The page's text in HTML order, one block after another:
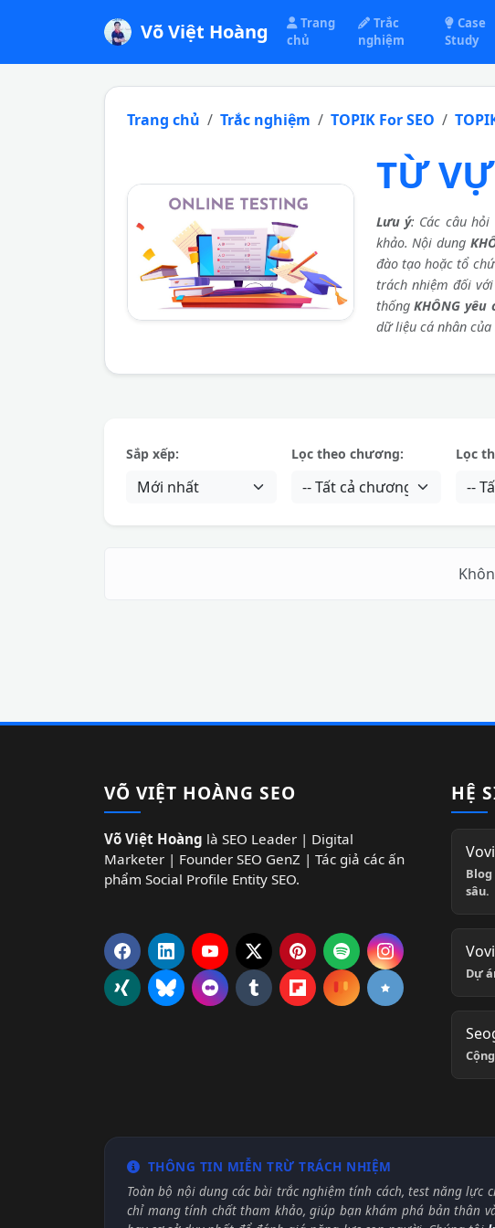
Võ Việt Hoàng
Trang
chủ
Trắc
nghiệm
Case
Study
Trang chủ Trắc nghiệm TOPIK For SEO
TỪ
Lưu ý: Các câu
khảo. Nội dung
đào tạo hoặc tổ
trách nhiệm đối
thốngKHÔNG yêu
dữ liệu cá nhân
Sắp xếp: Lọc theo chương: Lọc
VÕ VIỆT HOÀNG SEO
Võ Việt Hoàng là SEO Leader | Digital
Marketer | Founder SEO GenZ | Tác giả các ấn
phẩm Social Profile Entity SEO.
HỆ
sâu.
Dự
THÔNG TIN MIỄN TRỪ TRÁCH NHIỆM
Toàn bộ nội dung các bài trắc nghiệm tính cách, test năng lực
chỉ mang tính chất tham khảo, giúp bạn khám phá bản thân